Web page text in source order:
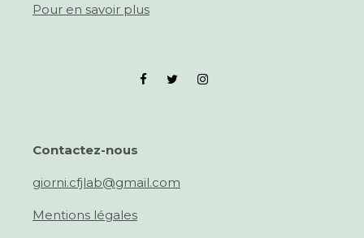
Pour en savoir plus
Con­tactez-nous
giorni.cfjlab@gmail.com
Men­tions légales